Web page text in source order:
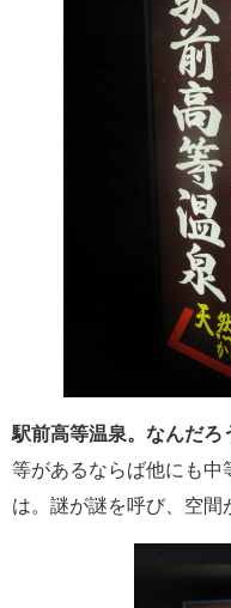
駅前高等温泉。なんだろ
等があるならば他にも中
は。謎が謎を呼び、空間